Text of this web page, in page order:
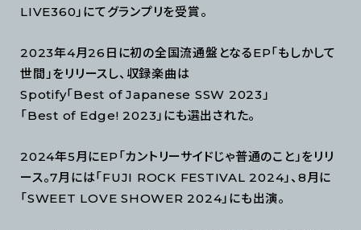
LIVE360」にてグランプリを受賞。
2023年4月26日に初の全国流通盤となるEP「もしかして
世間」をリリースし、収録楽曲は
Spotify「Best of Japanese SSW 2023」
「Best of Edge! 2023」にも選出された。
2024年5月にEP「カントリーサイドじゃ普通のこと」をリリ
ース。7月には「FUJI ROCK FESTIVAL 2024」、8月に
「SWEET LOVE SHOWER 2024」にも出演。